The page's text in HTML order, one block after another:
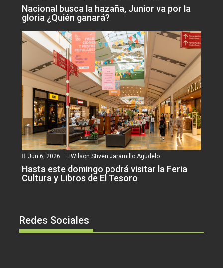
Nacional busca la hazaña, Junior va por la
gloria ¿Quién ganará?
Jun 6, 2026 Wilson Stiven Jaramillo Agudelo
Hasta este domingo podrá visitar la Feria
Cultura y Libros de El Tesoro
Redes Sociales